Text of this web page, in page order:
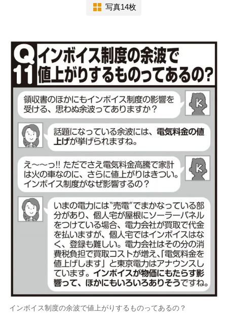
写真14枚
インボイス制度の余波で値上がりするものってあるの？